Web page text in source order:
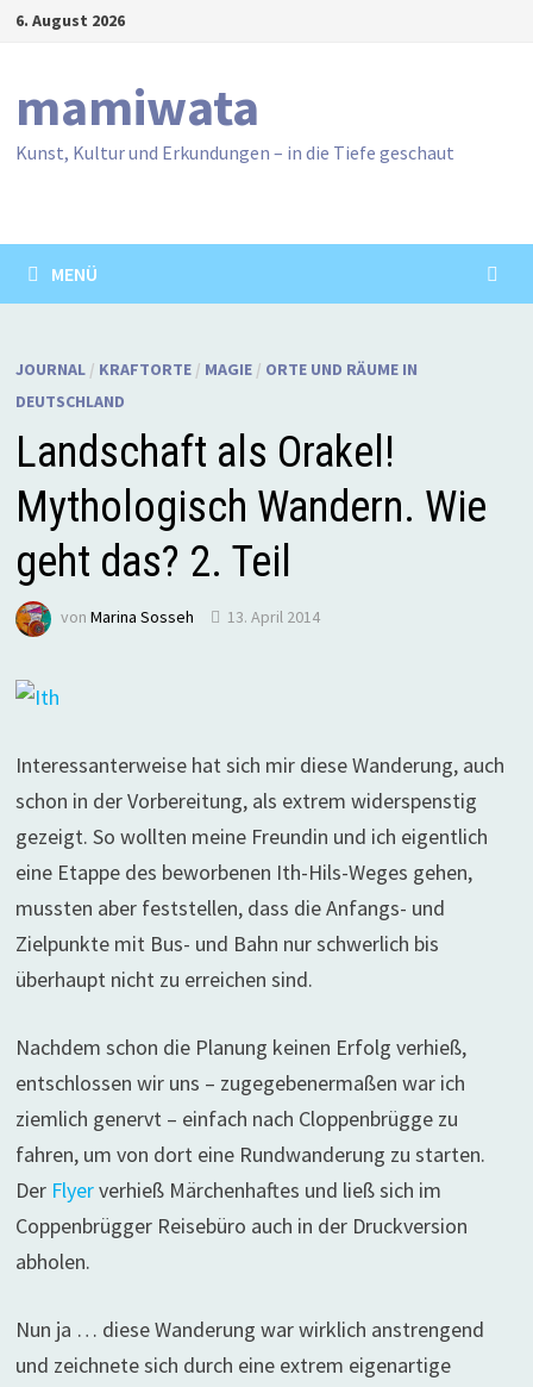
Zum6. August 2026
mamiwata
Kunst, Kultur und Erkundungen – in die Tiefe geschaut
MENÜ
JOURNAL/ KRAFTORTE/ MAGIE/ ORTE UND RÄUME IN
DEUTSCHLAND
Landschaft als Orakel!
Mythologisch Wandern. Wie
geht das? 2. Teil
von Marina Sosseh 13. April 2014
Interessanterweise hat sich mir diese Wanderung, auch
schon in der Vorbereitung, als extrem widerspenstig
gezeigt. So wollten meine Freundin und ich eigentlich
eine Etappe des beworbenen Ith-Hils-Weges gehen,
mussten aber feststellen, dass die Anfangs- und
Zielpunkte mit Bus- und Bahn nur schwerlich bis
überhaupt nicht zu erreichen sind.
Nachdem schon die Planung keinen Erfolg verhieß,
entschlossen wir uns – zugegebenermaßen war ich
ziemlich genervt – einfach nach Cloppenbrügge zu
fahren, um von dort eine Rundwanderung zu starten.
Der Flyerverhieß Märchenhaftes und ließ sich im
Coppenbrügger Reisebüro auch in der Druckversion
abholen.
Nun ja … diese Wanderung war wirklich anstrengend
und zeichnete sich durch eine extrem eigenartige